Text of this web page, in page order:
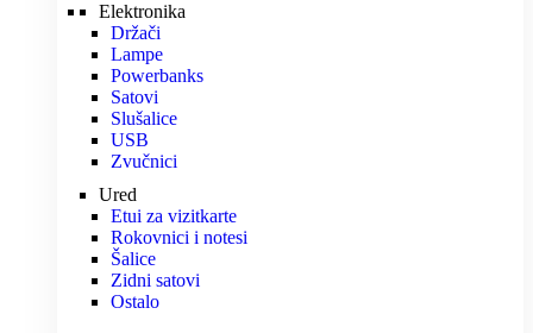
Elektronika
Držači
Lampe
Powerbanks
Satovi
Slušalice
USB
Zvučnici
Ured
Etui za vizitkarte
Rokovnici i notesi
Šalice
Zidni satovi
Ostalo